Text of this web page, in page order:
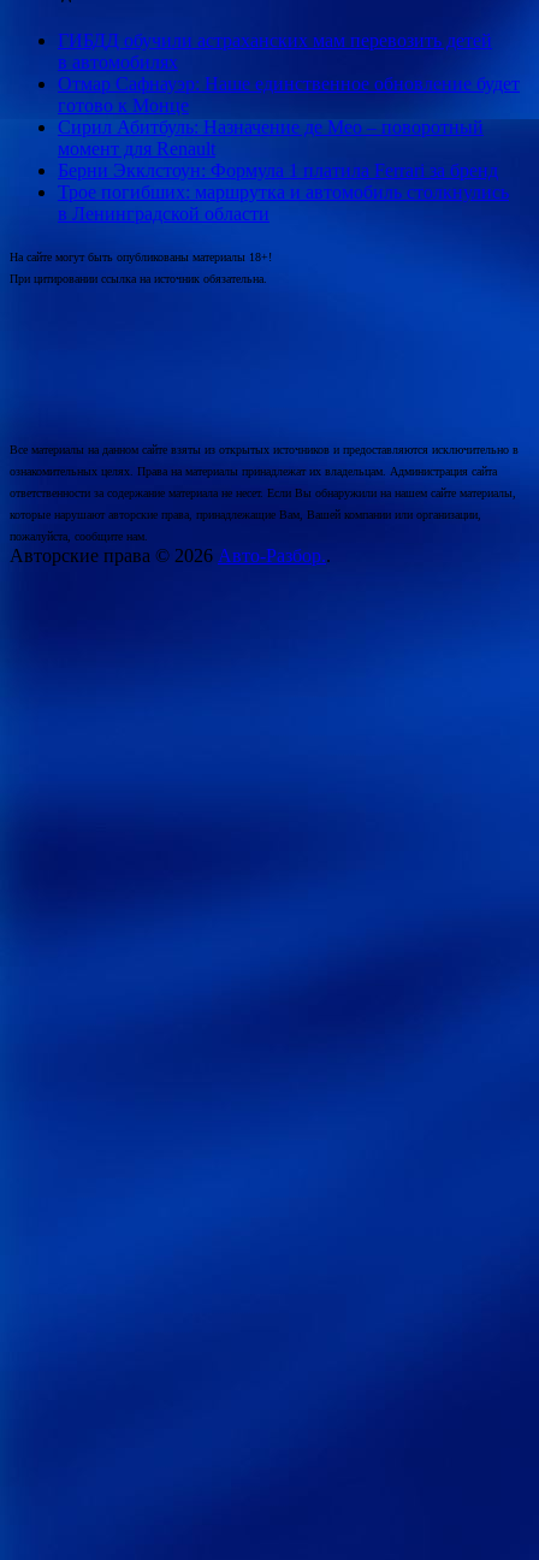
ГИБДД обучили астраханских мам перевозить детей
в автомобилях
Отмар Сафнауэр: Наше единственное обновление будет
готово к Монце
Сирил Абитбуль: Назначение де Мео – поворотный
момент для Renault
Берни Экклстоун: Формула 1 платила Ferrari за бренд
Трое погибших: маршрутка и автомобиль столкнулись
в Ленинградской области
На сайте могут быть опубликованы материалы 18+!
При цитировании ссылка на источник обязательна.
Все материалы на данном сайте взяты из открытых источников и предоставляются исключительно в
ознакомительных целях. Права на материалы принадлежат их владельцам. Администрация сайта
ответственности за содержание материала не несет. Если Вы обнаружили на нашем сайте материалы,
которые нарушают авторские права, принадлежащие Вам, Вашей компании или организации,
пожалуйста, сообщите нам.
Авторские права © 2026 Авто-Разбор..